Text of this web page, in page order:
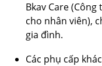
Bkav Care
cho nhân viên),
gia đình.
Các phụ cấp